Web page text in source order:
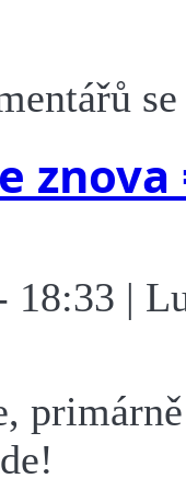
znova
18:33 |
primárně